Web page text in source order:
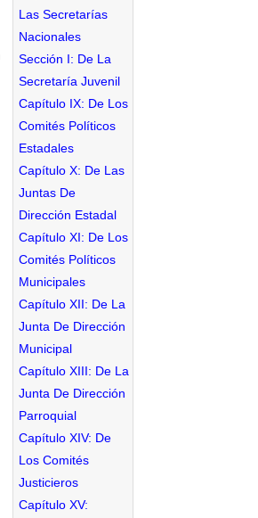
Las Secretarías
Nacionales
Sección I: De La
Secretaría Juvenil
Capítulo IX: De Los
Comités Políticos
Estadales
Capítulo X: De Las
Juntas De
Dirección Estadal
Capítulo XI: De Los
Comités Políticos
Municipales
Capítulo XII: De La
Junta De Dirección
Municipal
Capítulo XIII: De La
Junta De Dirección
Parroquial
Capítulo XIV: De
Los Comités
Justicieros
Capítulo XV: